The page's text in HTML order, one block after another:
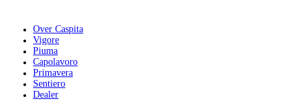
Over Caspita
Vigore
Piuma
Capolavoro
Primavera
Sentiero
Dealer